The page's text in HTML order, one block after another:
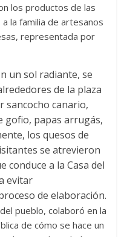
los productos de las
la familia de artesanos
representada por
un sol radiante, se
de la plaza
sancocho canario,
gofio, papas arrugás,
los quesos de
se atrevieron
conduce a la Casa del
evitar
de elaboración.
pueblo, colaboró en la
de cómo se hace un